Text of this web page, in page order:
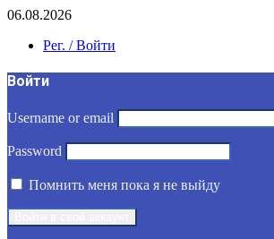
06.08.2026
Рег. / Войти
Войти
Username or email
Password
Помнить меня пока я не выйду